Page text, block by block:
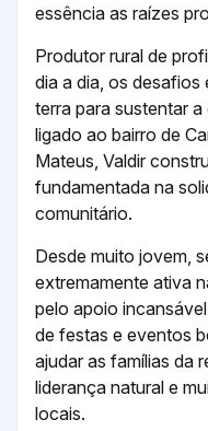
essência as raízes
Produtor rural de
dia a dia, os desafios
terra para sustentar
ligado ao bairro de
Mateus, Valdir
fundamentada na
comunitário.
Desde muito jovem,
extremamente ativa
pelo apoio
de festas e eventos
ajudar as famílias da
liderança natural e
locais.